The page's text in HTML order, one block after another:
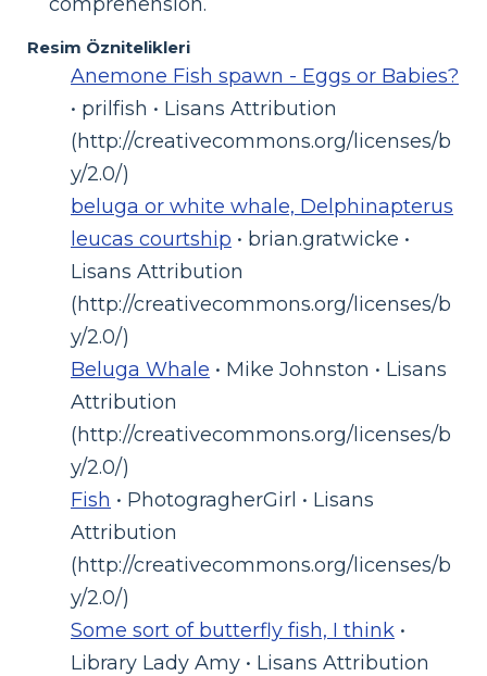
Resim Öznitelikleri
Anemone Fish spawn - Eggs or Babies?
• prilfish • Lisans Attribution
(http://creativecommons.org/licenses/b
y/2.0/)
beluga or white whale, Delphinapterus
leucas courtship • brian.gratwicke •
Lisans Attribution
(http://creativecommons.org/licenses/b
y/2.0/)
Beluga Whale • Mike Johnston • Lisans
Attribution
(http://creativecommons.org/licenses/b
y/2.0/)
Fish • PhotogragherGirl • Lisans
Attribution
(http://creativecommons.org/licenses/b
y/2.0/)
Some sort of butterfly fish, I think •
Library Lady Amy • Lisans Attribution